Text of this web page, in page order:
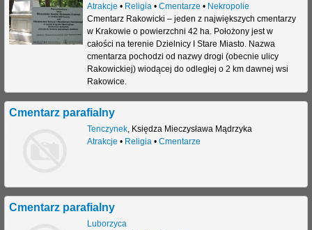
Atrakcje • Religia• Cmentarze • Nekropolie
Cmentarz Rakowicki – jeden z największych cmentarzy
w Krakowie o powierzchni 42 ha. Położony jest w
całości na terenie Dzielnicy I Stare Miasto. Nazwa
cmentarza pochodzi od nazwy drogi (obecnie ulicy
Rakowickiej) wiodącej do odległej o 2 km dawnej wsi
Rakowice.
Cmentarz parafialny
Tenczynek, Księdza Mieczysława Mądrzyka
Atrakcje • Religia• Cmentarze
Cmentarz parafialny
Luborzyca